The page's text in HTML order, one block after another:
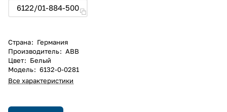
6122/01-884-500
Страна: Германия
Производитель: ABB
Цвет: Белый
Модель: 6132-0-0281
Все характеристики